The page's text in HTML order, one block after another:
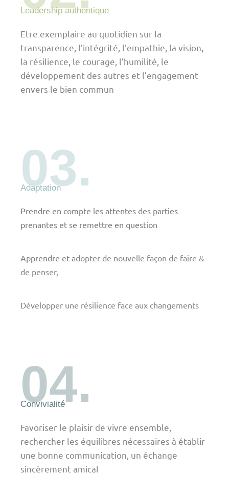
Leadership authentique
Etre exemplaire au quotidien sur la
transparence, l’intégrité, l’empathie, la vision,
la résilience, le courage, l’humilité, le
développement des autres et l’engagement
envers le bien commun
03.
Adaptation
Prendre en compte les attentes des parties
prenantes et se remettre en question
Apprendre et adopter de nouvelle façon de faire &
de penser,
Développer une résilience face aux changements
04.
Convivialité
Favoriser le plaisir de vivre ensemble,
rechercher les équilibres nécessaires à établir
une bonne communication, un échange
sincèrement amical